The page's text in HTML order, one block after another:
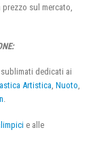
sul mercato,
dedicati ai
Artistica, Nuoto,
.
e alle